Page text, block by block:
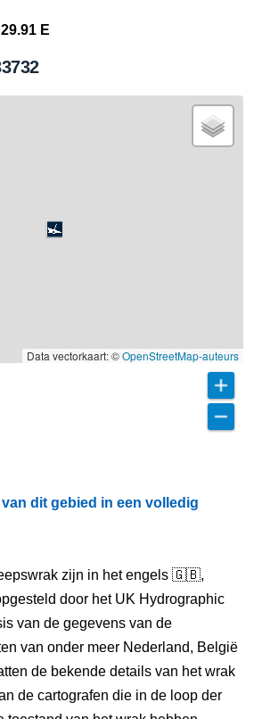
E
Data vectorkaart: ©OpenStreetMap-auteurs
dit gebied in een volledig
zijn in het engels 🇬🇧,
door het UK Hydrographic
van de gegevens van de
van onder meer Nederland, België
de bekende details van het wrak
de cartografen die in de loop der